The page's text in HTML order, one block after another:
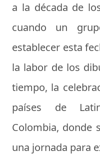
a la década de
cuando un
establecer esta
la labor de los
tiempo, la
países de
Colombia, donde
una jornada para